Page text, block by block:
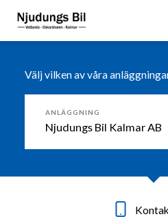
Välj vilken av våra
ANLÄGGNING